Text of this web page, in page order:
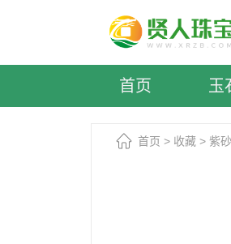
首页 玉
首页 > 收藏 > 紫砂